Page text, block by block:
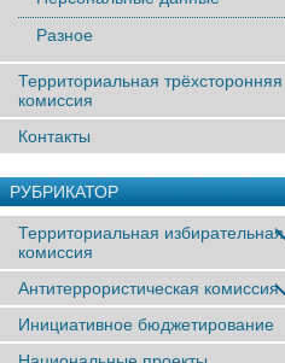
Разное
Территориальная трёхсторонняя
комиссия
Контакты
РУБРИКАТОР
Территориальная избирательная
комиссия
Антитеррористическая комиссия
Инициативное бюджетирование